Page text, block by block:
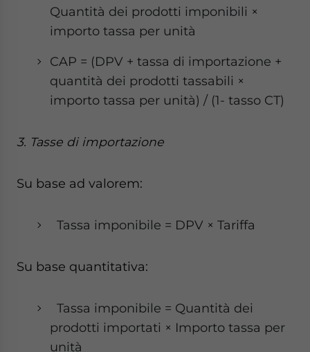
Quantità dei prodotti imponibili ×
importo tassa per unità
CAP = (DPV + tassa di importazione +
quantità dei prodotti tassabili ×
importo tassa per unità) / (1- tasso CT)
3. Tasse di importazione
Su base ad valorem:
Tassa imponibile = DPV × Tariffa
Su base quantitativa:
Tassa imponibile = Quantità dei
prodotti importati × Importo tassa per
unità